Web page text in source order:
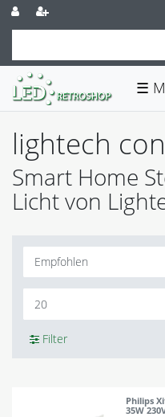
☰
lightech
Smart Home
Licht von
Filter
Philips
35W